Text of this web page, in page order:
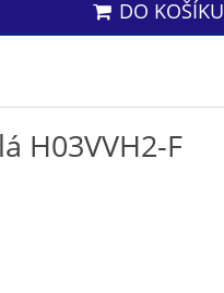
DO KOŠÍKU
H03VVH2-F